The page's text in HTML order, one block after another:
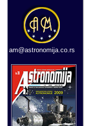
am@astronomija.co.rs